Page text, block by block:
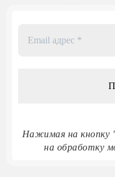
Нажимая на кнопку
на обработку